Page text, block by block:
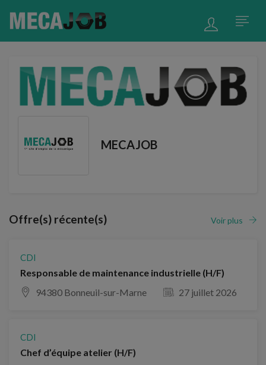
MECAJOB
Offre(s) récente(s) Voir plus
CDI
Responsable de maintenance industrielle (H/F)
94380 Bonneuil-sur-Marne
27 juillet 2026
CDI
Chef d’équipe atelier (H/F)